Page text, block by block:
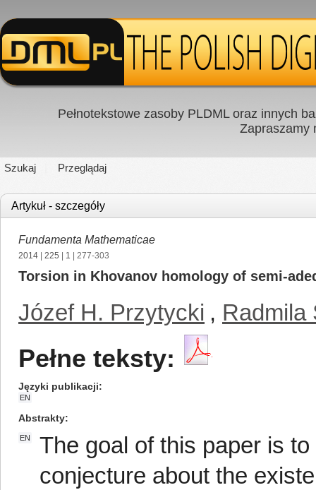
Pełnotekstowe zasoby PLDML oraz innych
Zapraszamy
Szukaj Przeglądaj
Artykuł - szczegóły
Fundamenta Mathematicae
2014 225 1 | 277-303
Torsion in Khovanov homology of semi-
Józef H. Przytycki , Radmila
Pełne teksty:
Języki publikacji
EN
Abstrakty
EN
The goal of this paper is
conjecture about the